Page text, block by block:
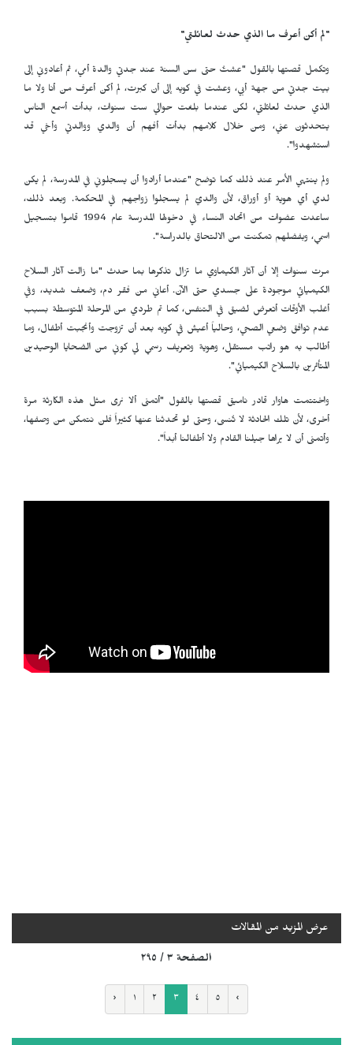
"لم أكن أعرف ما الذي حدث لعائلتي"
وتكمل قصتها بالقول "عشتُ حتى سن السنة عند جدتي والدة أمي، ثم أعادوني إلى
بيت جدتي من جهة أبي، وعشت في كويە إلى أن كبرت، لم أكن أعرف من أنا ولا ما
الذي حدث لعائلتي، لكن عندما بلغت حوالي ست سنوات، بدأت أسمع الناس
يتحدثون عني، ومن خلال كلامهم بدأت أفهم أن والدي ووالدتي وأخي قد
استشهدوا".
ولم ينتهي الأمر عند ذلك كما توضح "عندما أرادوا أن يسجلوني في المدرسة، لم يكن
لدي أي هوية أو أوراق، لأن والديّ لم يسجلوا زواجهم في المحكمة. وبعد ذلك،
ساعدت عضوات من اتحاد النساء في دخولها المدرسة عام 1994 قاموا بتسجيل
اسمي، وبفضلهم تمكنت من الالتحاق بالدراسة".
مرت سنوات إلا أن آثار الكيماوي ما تزال تذكرها بما حدث "ما زالت آثار السلاح
الكيميائي موجودة على جسدي حتى الآن. أعاني من فقر دم، وضعف شديد، وفي
أغلب الأوقات أتعرض لضيق في التنفس، كما تم طردي من المرحلة المتوسطة بسبب
عدم توافق وضعي الصحي، وحالياً أعيش في كويە بعد أن تزوجت وأنجبت أطفال، وما
أطالب به هو راتب مستقل، وهوية وتعريف رسمي لي كوني من الضحايا الوحيدين
المتأثرين بالسلاح الكيميائي".
واختتمت هاوار قادر نامیق قصتها بالقول "أتمنى ألا نرى مثل هذه الكارثة مرة
أخرى، لأن تلك الحادثة لا تُنسى، وحتى لو تحدثنا عنها كثيراً فلن نتمكن من وصفها،
وأتمنى أن لا يراها جيلنا القادم ولا أطفالنا أبداً".
عرض المزيد من المقالات
الصفحة ٣ / ٢٩٥
‹ ١ ٢ ٣ ٤ ٥ ›